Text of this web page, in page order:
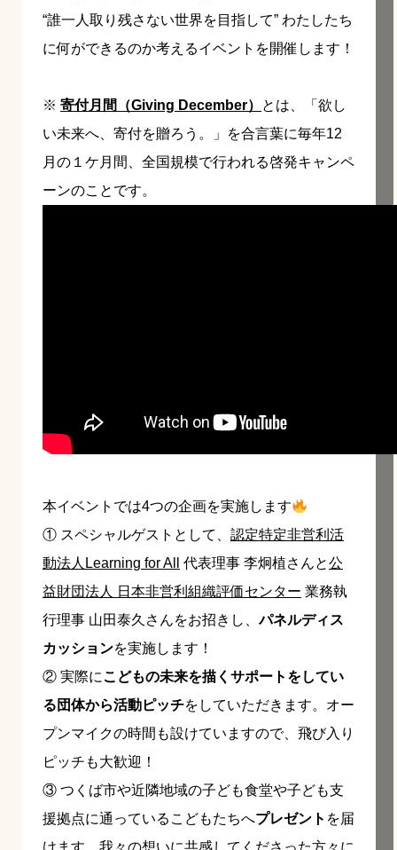
“誰一人取り残さない世界を目指して” わたしたち
に何ができるのか考えるイベントを開催します！
※ 寄付月間（Giving December）
とは、「欲し
い未来へ、寄付を贈ろう。」を合言葉に毎年12
月の１ケ月間、全国規模で行われる啓発キャンペ
ーンのことです。
本イベントでは4つの企画を実施します
① スペシャルゲストとして、 認定特定非営利活
動法人Learning for All
代表理事 李炯植さんと公
益財団法人 日本非営利組織評価センター 業務執
行理事 山田泰久さんをお招きし、パネルディス
カッションを実施します！
② 実際にこどもの未来を描くサポートをしてい
る団体から活動ピッチをしていただきます。オー
プンマイクの時間も設けていますので、飛び入り
ピッチも大歓迎！
③ つくば市や近隣地域の子ども食堂や子ども支
援拠点に通っているこどもたちへプレゼント を届
けます。我々の想いに共感してくださった方々に